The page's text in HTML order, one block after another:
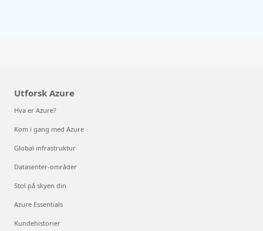
Utforsk Azure
Hva er Azure?
Kom i gang med Azure
Global infrastruktur
Datasenter-områder
Stol på skyen din
Azure Essentials
Kundehistorier